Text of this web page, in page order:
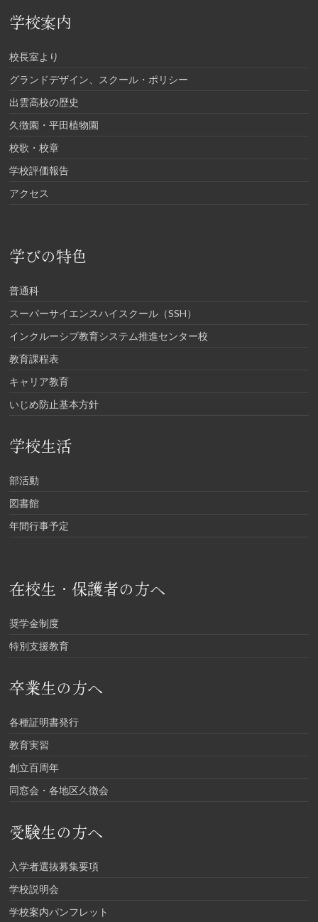
学校案内
校長室より
グランドデザイン、スクール・ポリシー
出雲高校の歴史
久徴園・平田植物園
校歌・校章
学校評価報告
アクセス
学びの特色
普通科
スーパーサイエンスハイスクール（SSH）
インクルーシブ教育システム推進センター校
教育課程表
キャリア教育
いじめ防止基本方針
学校生活
部活動
図書館
年間行事予定
在校生・保護者の方へ
奨学金制度
特別支援教育
卒業生の方へ
各種証明書発行
教育実習
創立百周年
同窓会・各地区久徴会
受験生の方へ
入学者選抜募集要項
学校説明会
学校案内パンフレット